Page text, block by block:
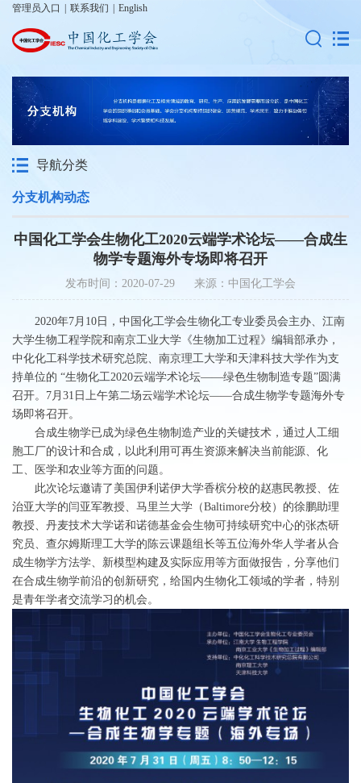
管理员入口 联系我们 English
导航分类
分支机构动态
中国化工学会生物化工2020云端学术论坛——合成生
物学专题海外专场即将召开
发布时间：2020-07-29 来源：中国化工学会
2020年7月10日，中国化工学会生物化工专业委员会主办、江南
大学生物工程学院和南京工业大学《生物加工过程》编辑部承办，
中化化工科学技术研究总院、南京理工大学和天津科技大学作为支
持单位的 “生物化工2020云端学术论坛——绿色生物制造专题”圆满
召开。7月31日上午第二场云端学术论坛——合成生物学专题海外专
场即将召开。
合成生物学已成为绿色生物制造产业的关键技术，通过人工细
胞工厂的设计和合成，以此利用可再生资源来解决当前能源、化
工、医学和农业等方面的问题。
此次论坛邀请了美国伊利诺伊大学香槟分校的赵惠民教授、佐
治亚大学的闫亚军教授、马里兰大学（Baltimore分校）的徐鹏助理
教授、丹麦技术大学诺和诺德基金会生物可持续研究中心的张杰研
究员、查尔姆斯理工大学的陈云课题组长等五位海外华人学者从合
成生物学方法学、新模型构建及实际应用等方面做报告，分享他们
在合成生物学前沿的创新研究，给国内生物化工领域的学者，特别
是青年学者交流学习的机会。